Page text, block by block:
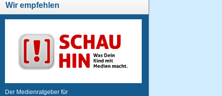
Wir empfehlen
Der Medienratgeber für